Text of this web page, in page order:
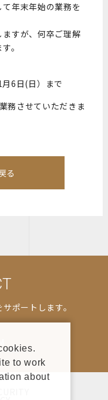
年末年始の業務を
すが、何卒ご理解
。
6日(日）まで
務させていただきま
る
ポートします。
to work
about